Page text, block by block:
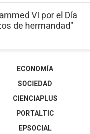
VI por el Día
de hermandad"
ECONOMÍA
SOCIEDAD
CIENCIAPLUS
PORTALTIC
EPSOCIAL